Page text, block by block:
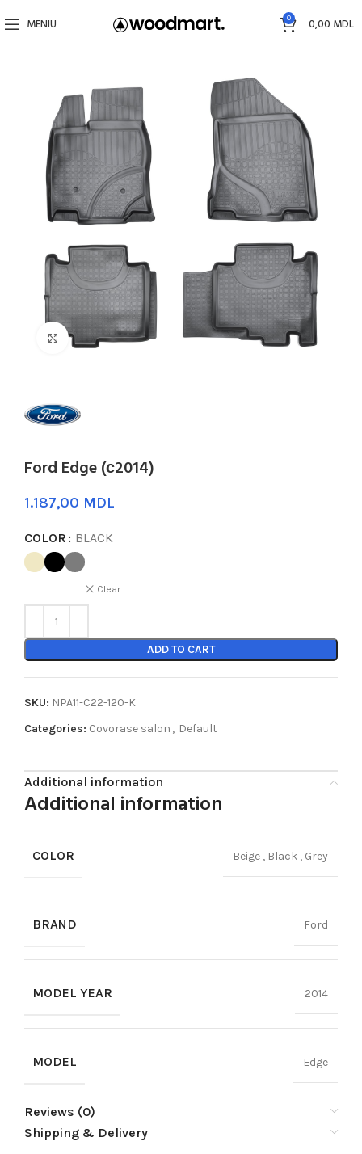
MENIU 0 0,00 MDL
Faceți click pentru a mări
Ford Edge (с2014)
MDL
COLOR BLACK
Clear
ADD TO CART
SKU: NPA11-C22-120-K
Categories: Covorase salon , Default
Additional information
Additional information
COLOR Beige , Black , Grey
BRAND Ford
MODEL YEAR 2014
MODEL Edge
Reviews (0)
Shipping & Delivery